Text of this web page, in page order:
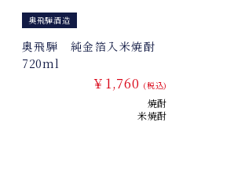
奥飛騨酒造
奥飛騨 純金箔入米焼酎
720ml
￥1,760 (税込)
焼酎
米焼酎